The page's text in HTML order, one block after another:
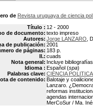
de Revista uruguaya de ciencia
Título : 12 - 2000
de documento: texto impreso
Autores: Jorge LANZARO ,
de publicación: 2001
de páginas: 183 p.
Il.: cuads
Nota general: Incluye
Idioma : Español (spa)
Palabras clave: CIENCIA
de contenido: Balotaje y
Lanzaro.
reformas
agendas
MerCoSur / Ma.